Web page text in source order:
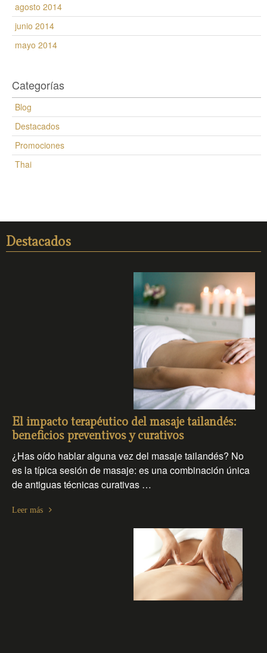
agosto 2014
junio 2014
mayo 2014
Categorías
Blog
Destacados
Promociones
Thai
Destacados
El impacto terapéutico del masaje tailandés:
beneficios preventivos y curativos
¿Has oído hablar alguna vez del masaje tailandés? No
es la típica sesión de masaje: es una combinación única
de antiguas técnicas curativas …
Leer más